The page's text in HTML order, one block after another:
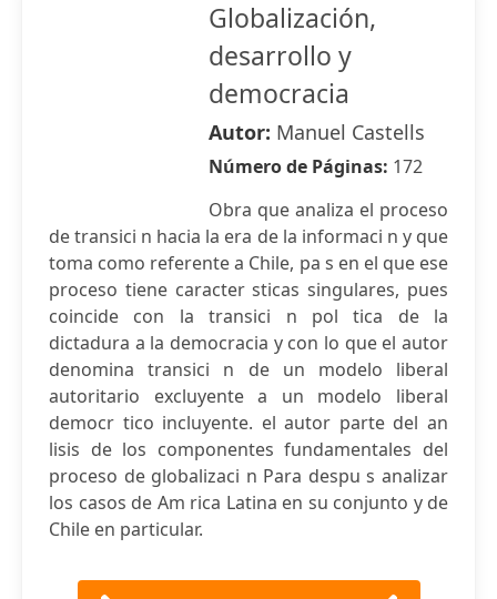
Globalización,
desarrollo y
democracia
Autor: Manuel Castells
Número de Páginas: 172
Obra que analiza el proceso
de transici n hacia la era de la informaci n y que
toma como referente a Chile, pa s en el que ese
proceso tiene caracter sticas singulares, pues
coincide con la transici n pol tica de la
dictadura a la democracia y con lo que el autor
denomina transici n de un modelo liberal
autoritario excluyente a un modelo liberal
democr tico incluyente. el autor parte del an
lisis de los componentes fundamentales del
proceso de globalizaci n Para despu s analizar
los casos de Am rica Latina en su conjunto y de
Chile en particular.